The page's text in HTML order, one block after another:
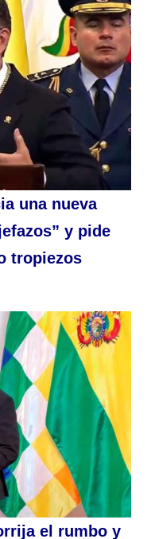
una nueva
y pide
tropiezos
el rumbo y